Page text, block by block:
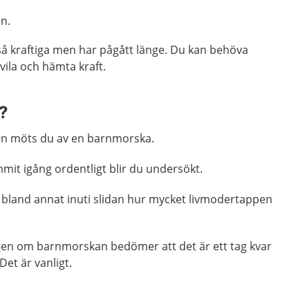
kraftiga men har pågått länge. Du kan behöva
och hämta kraft.
möts du av en barnmorska.
igång ordentligt blir du undersökt.
annat inuti slidan hur mycket livmodertappen
om barnmorskan bedömer att det är ett tag kvar
är vanligt.